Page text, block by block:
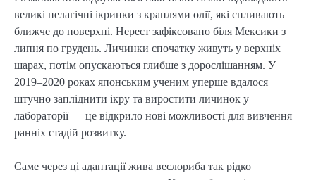
великі пелагічні ікринки з краплями олії, які спливають
ближче до поверхні. Нерест зафіксовано біля Мексики з
липня по грудень. Личинки спочатку живуть у верхніх
шарах, потім опускаються глибше з дорослішанням. У
2019–2020 роках японським ученим уперше вдалося
штучно запліднити ікру та виростити личинок у
лабораторії — це відкрило нові можливості для вивчення
ранніх стадій розвитку.
Саме через ці адаптації жива веслориба так рідко